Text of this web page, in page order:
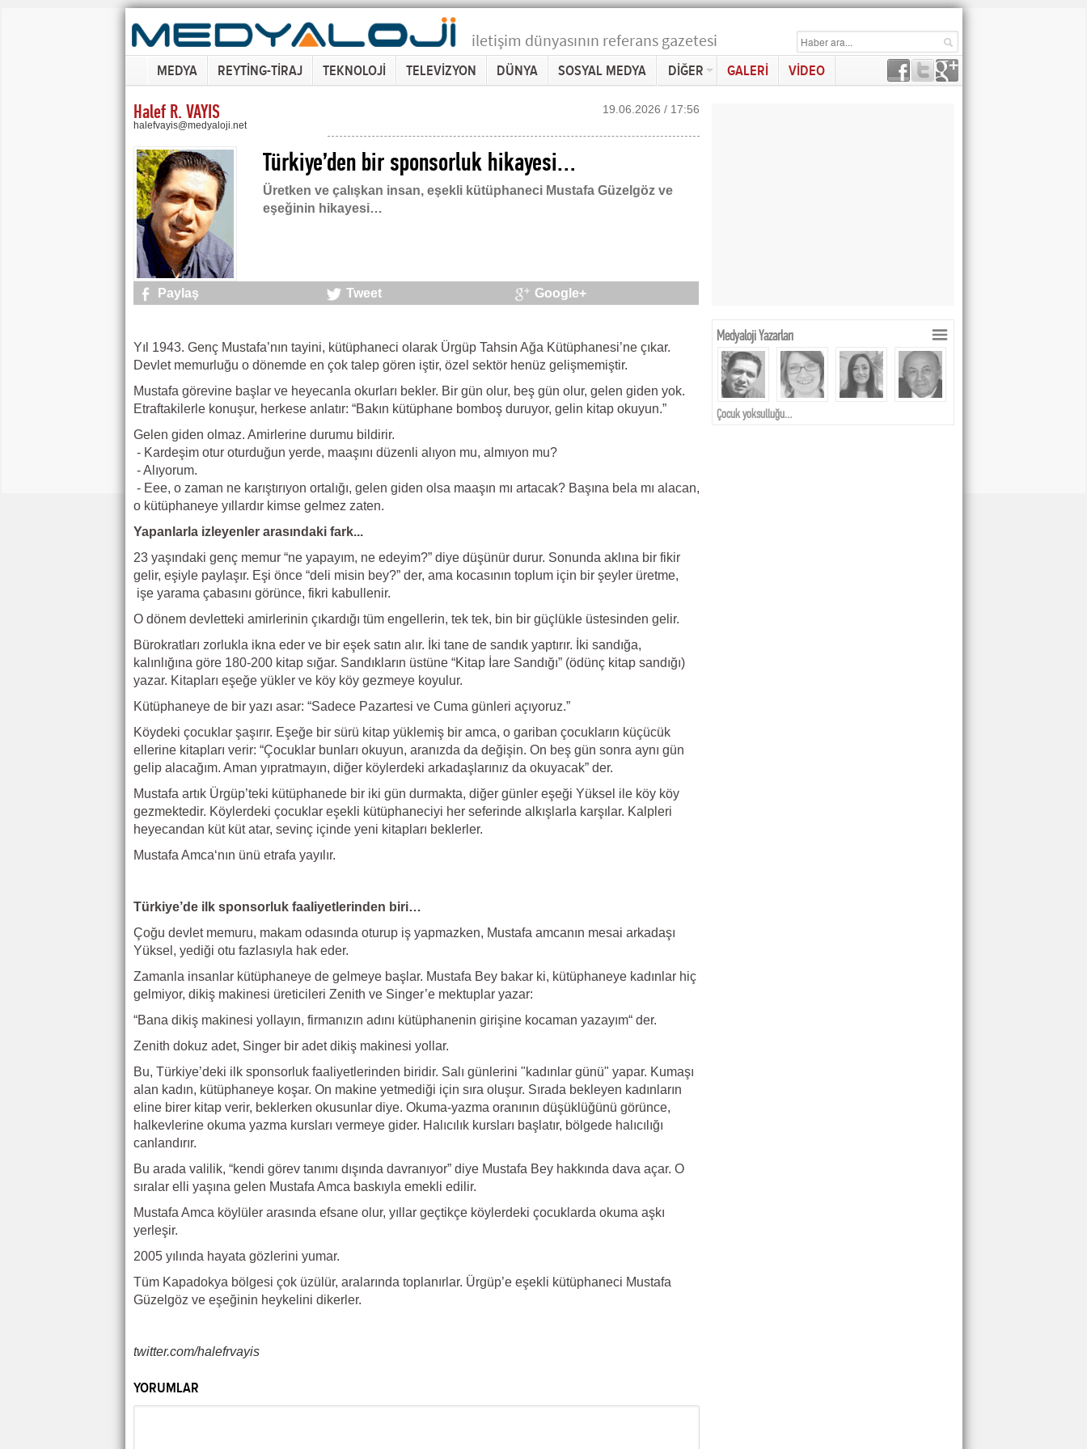
iletişim dünyasının referans gazetesi
MEDYA REYTİNG-TİRAJ TEKNOLOJİ TELEVİZYON DÜNYA SOSYAL MEDYA DİĞER GALERİ VİDEO
Halef R. VAYIS
halefvayis@medyaloji.net
19.06.2026 / 17:56
Türkiye’den bir sponsorluk hikayesi…
Üretken ve çalışkan insan, eşekli kütüphaneci Mustafa Güzelgöz ve
eşeğinin hikayesi…
Paylaş Tweet Google+
Yıl 1943. Genç Mustafa’nın tayini, kütüphaneci olarak Ürgüp Tahsin Ağa Kütüphanesi’ne çıkar.
Devlet memurluğu o dönemde en çok talep gören iştir, özel sektör henüz gelişmemiştir.
Mustafa görevine başlar ve heyecanla okurları bekler. Bir gün olur, beş gün olur, gelen giden yok.
Etraftakilerle konuşur, herkese anlatır: “Bakın kütüphane bomboş duruyor, gelin kitap okuyun.”
Gelen giden olmaz. Amirlerine durumu bildirir.
- Kardeşim otur oturduğun yerde, maaşını düzenli alıyon mu, almıyon mu?
- Alıyorum.
- Eee, o zaman ne karıştırıyon ortalığı, gelen giden olsa maaşın mı artacak? Başına bela mı alacan,
o kütüphaneye yıllardır kimse gelmez zaten.
Yapanlarla izleyenler arasındaki fark...
23 yaşındaki genç memur “ne yapayım, ne edeyim?” diye düşünür durur. Sonunda aklına bir fikir
gelir, eşiyle paylaşır. Eşi önce “deli misin bey?” der, ama kocasının toplum için bir şeyler üretme,
işe yarama çabasını görünce, fikri kabullenir.
O dönem devletteki amirlerinin çıkardığı tüm engellerin, tek tek, bin bir güçlükle üstesinden gelir.
Bürokratları zorlukla ikna eder ve bir eşek satın alır. İki tane de sandık yaptırır. İki sandığa,
kalınlığına göre 180-200 kitap sığar. Sandıkların üstüne “Kitap İare Sandığı” (ödünç kitap sandığı)
yazar. Kitapları eşeğe yükler ve köy köy gezmeye koyulur.
Kütüphaneye de bir yazı asar: “Sadece Pazartesi ve Cuma günleri açıyoruz.”
Köydeki çocuklar şaşırır. Eşeğe bir sürü kitap yüklemiş bir amca, o gariban çocukların küçücük
ellerine kitapları verir: “Çocuklar bunları okuyun, aranızda da değişin. On beş gün sonra aynı gün
gelip alacağım. Aman yıpratmayın, diğer köylerdeki arkadaşlarınız da okuyacak” der.
Mustafa artık Ürgüp’teki kütüphanede bir iki gün durmakta, diğer günler eşeği Yüksel ile köy köy
gezmektedir. Köylerdeki çocuklar eşekli kütüphaneciyi her seferinde alkışlarla karşılar. Kalpleri
heyecandan küt küt atar, sevinç içinde yeni kitapları beklerler.
Mustafa Amca‘nın ünü etrafa yayılır.
Türkiye’de ilk sponsorluk faaliyetlerinden biri…
Çoğu devlet memuru, makam odasında oturup iş yapmazken, Mustafa amcanın mesai arkadaşı
Yüksel, yediği otu fazlasıyla hak eder.
Zamanla insanlar kütüphaneye de gelmeye başlar. Mustafa Bey bakar ki, kütüphaneye kadınlar hiç
gelmiyor, dikiş makinesi üreticileri Zenith ve Singer’e mektuplar yazar:
“Bana dikiş makinesi yollayın, firmanızın adını kütüphanenin girişine kocaman yazayım“ der.
Zenith dokuz adet, Singer bir adet dikiş makinesi yollar.
Bu, Türkiye’deki ilk sponsorluk faaliyetlerinden biridir. Salı günlerini "kadınlar günü" yapar. Kumaşı
alan kadın, kütüphaneye koşar. On makine yetmediği için sıra oluşur. Sırada bekleyen kadınların
eline birer kitap verir, beklerken okusunlar diye. Okuma-yazma oranının düşüklüğünü görünce,
halkevlerine okuma yazma kursları vermeye gider. Halıcılık kursları başlatır, bölgede halıcılığı
canlandırır.
Bu arada valilik, “kendi görev tanımı dışında davranıyor” diye Mustafa Bey hakkında dava açar. O
sıralar elli yaşına gelen Mustafa Amca baskıyla emekli edilir.
Mustafa Amca köylüler arasında efsane olur, yıllar geçtikçe köylerdeki çocuklarda okuma aşkı
yerleşir.
2005 yılında hayata gözlerini yumar.
Tüm Kapadokya bölgesi çok üzülür, aralarında toplanırlar. Ürgüp’e eşekli kütüphaneci Mustafa
Güzelgöz ve eşeğinin heykelini dikerler.
twitter.com/halefrvayis
YORUMLAR
Medyaloji Yazarları
Çocuk yoksulluğu…